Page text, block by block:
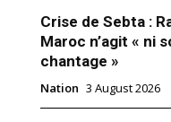
pas seuls», assure Elizabeth II
Crise de Sebta :
Maroc n’agit « ni
chantage »
Nation 3 August 2026